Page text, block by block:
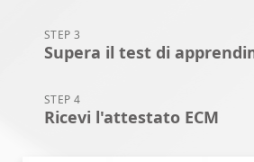
STEP 3
Supera il test di
STEP 4
Ricevi l'attestato ECM